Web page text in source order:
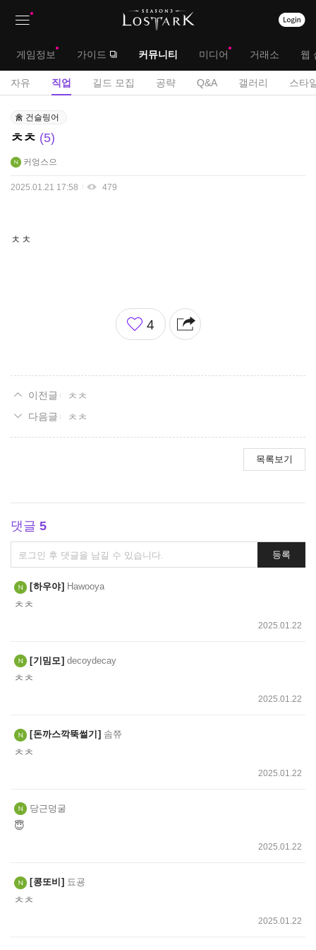
대
메
게임정보 가이드 커뮤니티 미디어 거래소 웹
서
자유 직업 길드 모집 공략 Q&A 갤러리 스타
직
업
시
건슬링어
ㅊㅊ 5
커엉스으
2025.01.21 17:58 479
ㅊㅊ
좋
아
4
ㅊㅊ
ㅊㅊ
목록보기
댓글 5
댓
글
쓰
기
등록
하우야 Hawooya
ㅊㅊ
2025.01.22
기밈모 decoydecay
ㅊㅊ
2025.01.22
돈까스깍뚝썰기 솜쮸
ㅊㅊ
2025.01.22
당근덩굴
😇
2025.01.22
콩또비 됴굥
ㅊㅊ
2025.01.22